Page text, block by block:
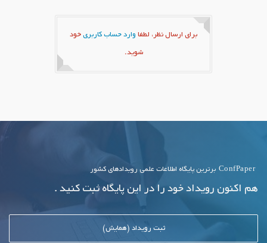
برای ارسال نظر، لطفا وارد حساب کاربری خود
شوید.
ConfPaper برترین پایگاه اطلاعات علمی رویدادهای کشور
هم اکنون رویداد خود را در این پایگاه ثبت کنید .
ثبت رویداد (همایش)